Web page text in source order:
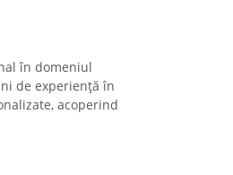
în domeniul
de experiență în
acoperind